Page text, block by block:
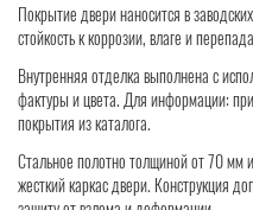
Покрытие двери наносится в
стойкость к коррозии, влаге и
Внутренняя отделка выполнена с
фактуры и цвета. Для информации:
покрытия из каталога.
Стальное полотно толщиной от 70 мм
жесткий каркас двери. Конструкция